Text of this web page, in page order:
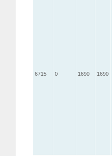
6715 0 1690 1690